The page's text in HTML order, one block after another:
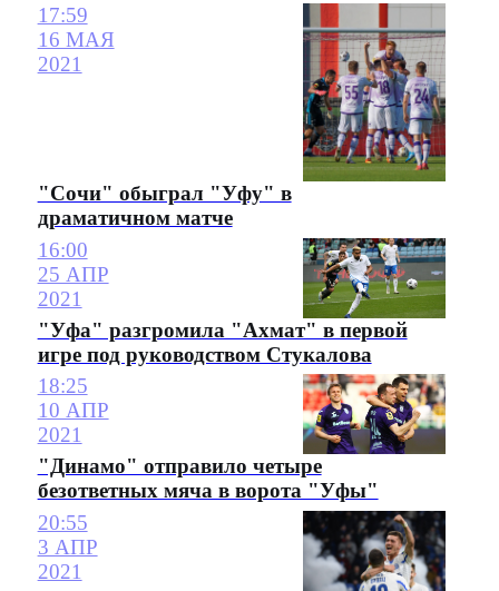
17:59
16 МАЯ
2021
"Сочи" обыграл "Уфу" в
драматичном матче
16:00
25 АПР
2021
"Уфа" разгромила "Ахмат" в первой
игре под руководством Стукалова
18:25
10 АПР
2021
"Динамо" отправило четыре
безответных мяча в ворота "Уфы"
20:55
3 АПР
2021